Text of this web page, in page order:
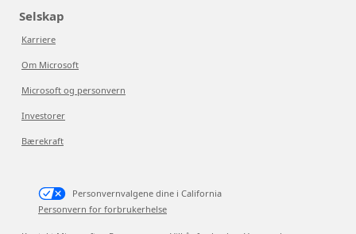
Selskap
Karriere
Om Microsoft
Microsoft og personvern
Investorer
Bærekraft
Personvernvalgene dine i California
Personvern for forbrukerhelse